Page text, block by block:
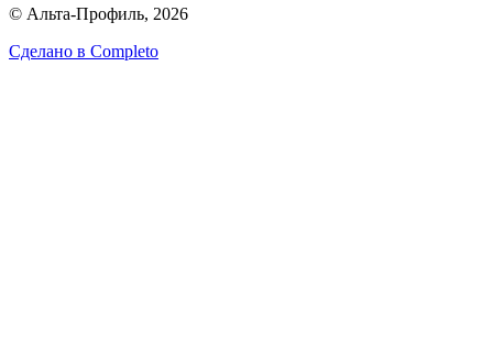
© Альта-Профиль, 2026
Сделано в Completo